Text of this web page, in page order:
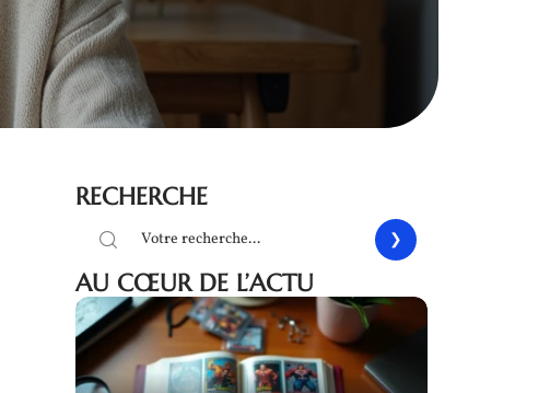
RECHERCHE
AU CŒUR DE L’ACTU